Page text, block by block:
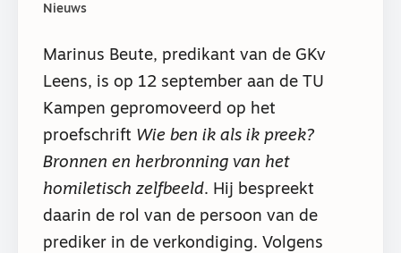
Nieuws
Marinus Beute, predikant van de GKv
Leens, is op 12 september aan de TU
Kampen gepromoveerd op het
proefschrift Wie ben ik als ik preek?
Bronnen en herbronning van het
homiletisch zelfbeeld. Hij bespreekt
daarin de rol van de persoon van de
prediker in de verkondiging. Volgens